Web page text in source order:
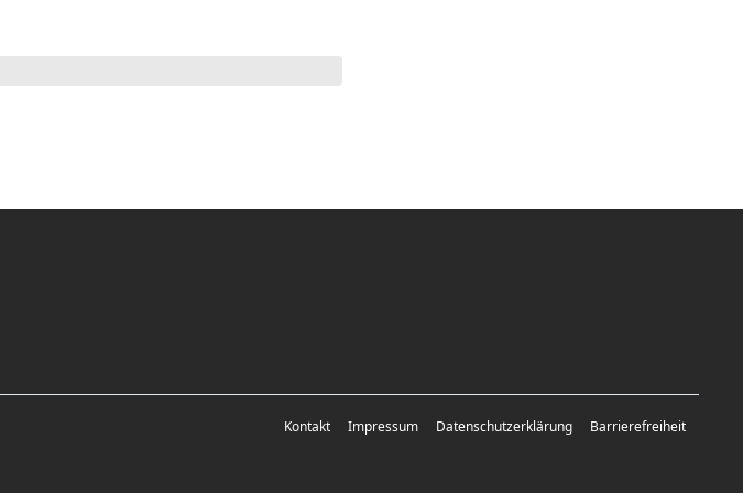
Kontakt Impressum Datenschutzerklärung Barrierefreiheit